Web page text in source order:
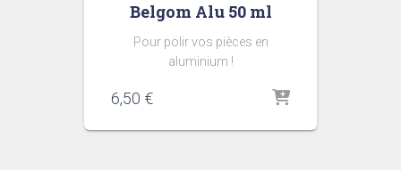
Belgom Alu 50 ml
Pour polir vos pièces en
aluminium !
6,50 €